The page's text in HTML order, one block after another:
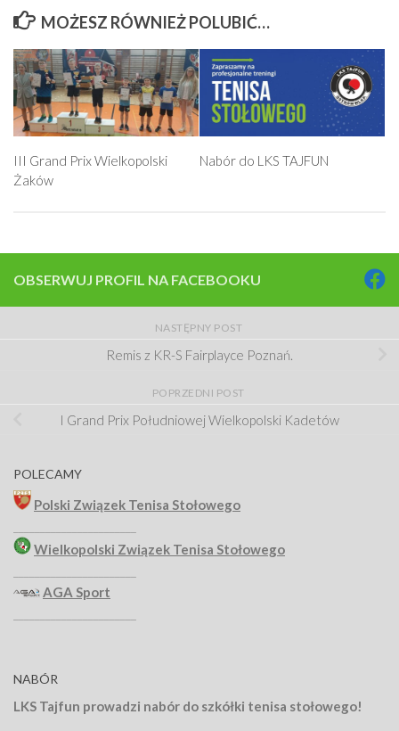
MOŻESZ RÓWNIEŻ POLUBIĆ…
III Grand Prix Wielkopolski
Żaków
Nabór do LKS TAJFUN
OBSERWUJ PROFIL NA FACEBOOKU
NASTĘPNY POST
Remis z KR-S Fairplayce Poznań.
POPRZEDNI POST
I Grand Prix Południowej Wielkopolski Kadetów
POLECAMY
Polski Związek Tenisa Stołowego
Wielkopolski Związek Tenisa Stołowego
AGA Sport
NABÓR
LKS Tajfun prowadzi nabór do szkółki tenisa stołowego!